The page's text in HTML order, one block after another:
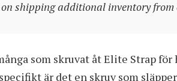
on shipping additional inventory
som skruvat åt Elite Strap
är det en skruv som